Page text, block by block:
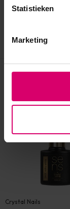
Statistieken
Marketing
Crystal Nails